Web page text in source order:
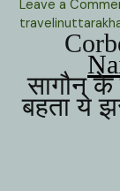
Leave a
सागौन
बहता ये